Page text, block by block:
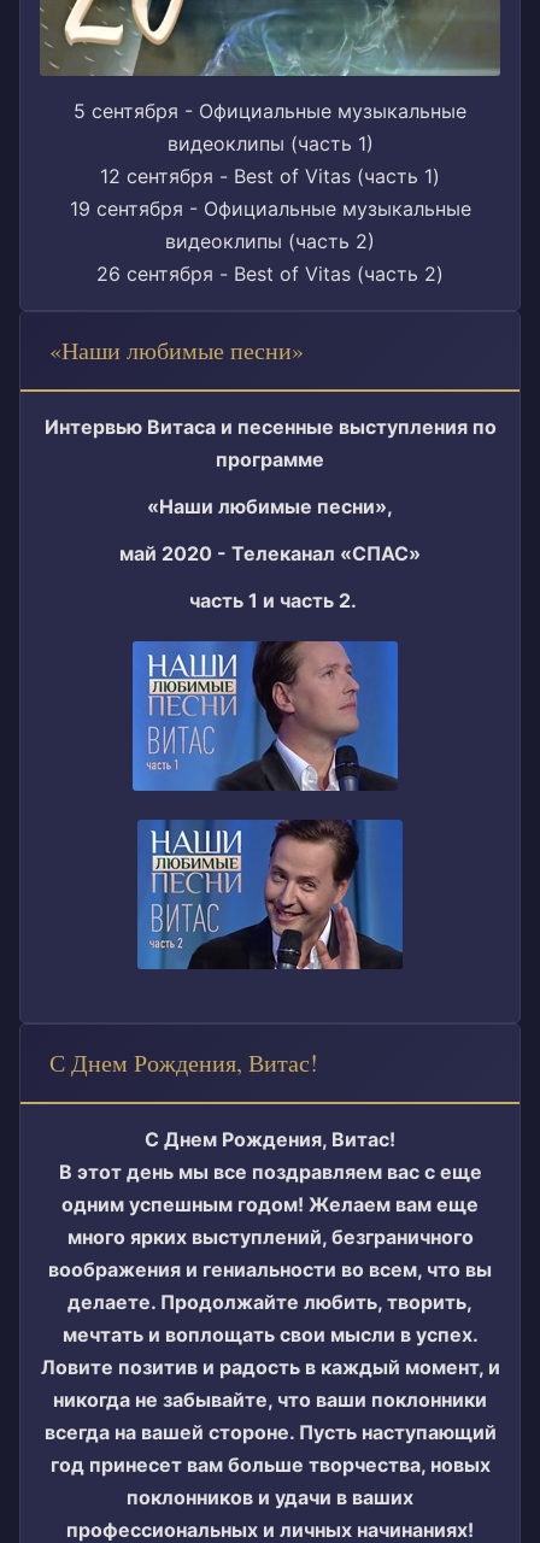
5 сентября - Официальные музыкальные
видеоклипы (часть 1)
12 сентября - Best of Vitas (часть 1)
19 сентября - Официальные музыкальные
видеоклипы (часть 2)
26 сентября - Best of Vitas (часть 2)
«Наши любимые песни»
Интервью Витаса и песенные выступления по
программе
«Наши любимые песни»,
май 2020 - Телеканал «СПАС»
часть 1 и часть 2.
С Днем Рождения, Витас!
С Днем Рождения, Витас!
В этот день мы все поздравляем вас с еще
одним успешным годом! Желаем вам еще
много ярких выступлений, безграничного
воображения и гениальности во всем, что вы
делаете. Продолжайте любить, творить,
мечтать и воплощать свои мысли в успех.
Ловите позитив и радость в каждый момент, и
никогда не забывайте, что ваши поклонники
всегда на вашей стороне. Пусть наступающий
год принесет вам больше творчества, новых
поклонников и удачи в ваших
профессиональных и личных начинаниях!